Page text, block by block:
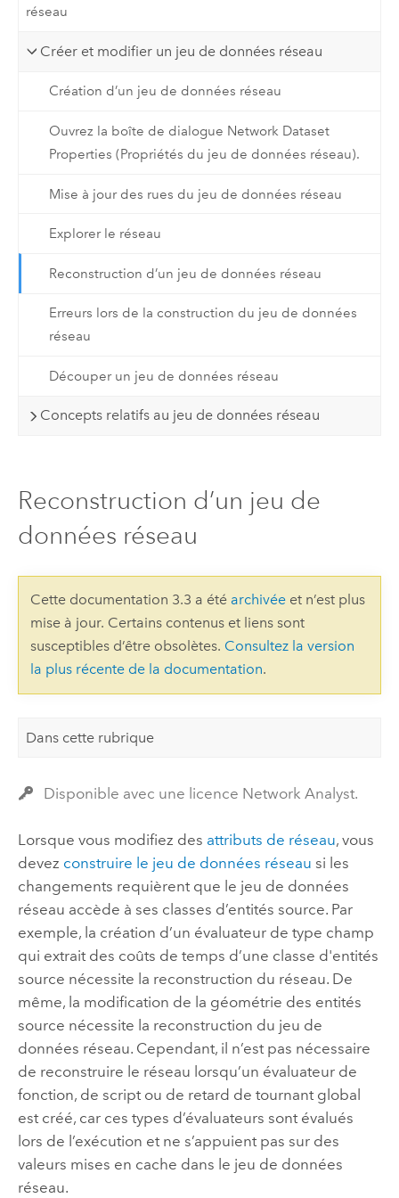
réseau
Créer et modifier un jeu de données réseau
Création d’un jeu de données réseau
Ouvrez la boîte de dialogue Network Dataset
Properties (Propriétés du jeu de données réseau).
Mise à jour des rues du jeu de données réseau
Explorer le réseau
Reconstruction d’un jeu de données réseau
Erreurs lors de la construction du jeu de données
réseau
Découper un jeu de données réseau
Concepts relatifs au jeu de données réseau
Reconstruction d’un jeu de
données réseau
Cette documentation 3.3 a été archivéeet n’est plus
mise à jour. Certains contenus et liens sont
susceptibles d’être obsolètes. Consultez la version
la plus récente de la documentation.
Dans cette rubrique
Disponible avec une licence Network Analyst.
Lorsque vous modifiez des attributs de réseau, vous
devez construire le jeu de données réseau si les
changements requièrent que le jeu de données
réseau accède à ses classes d’entités source. Par
exemple, la création d’un évaluateur de type champ
qui extrait des coûts de temps d’une classe d'entités
source nécessite la reconstruction du réseau. De
même, la modification de la géométrie des entités
source nécessite la reconstruction du jeu de
données réseau. Cependant, il n’est pas nécessaire
de reconstruire le réseau lorsqu’un évaluateur de
fonction, de script ou de retard de tournant global
est créé, car ces types d’évaluateurs sont évalués
lors de l’exécution et ne s’appuient pas sur des
valeurs mises en cache dans le jeu de données
réseau.